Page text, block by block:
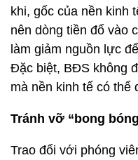
khi, gốc của nền kinh
nên dòng tiền đổ vào
làm giảm nguồn lực
Đặc biệt, BĐS không
mà nền kinh tế có thể
Tránh vỡ “bong
Trao đổi với phóng